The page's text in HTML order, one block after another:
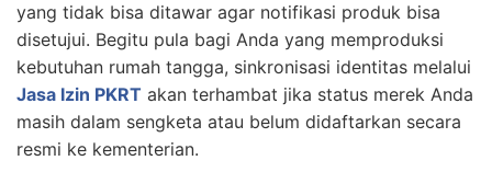
yang tidak bisa ditawar agar notifikasi produk bisa
disetujui. Begitu pula bagi Anda yang memproduksi
kebutuhan rumah tangga, sinkronisasi identitas melalui
Jasa Izin PKRT akan terhambat jika status merek Anda
masih dalam sengketa atau belum didaftarkan secara
resmi ke kementerian.